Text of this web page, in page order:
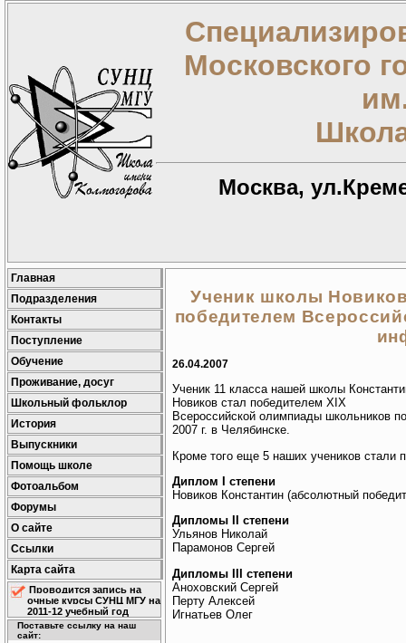
Московского
Москва,
Главная
Подразделения
Контакты
Поступление
Обучение
Проживание, досуг
Школьный фольклор
История
Выпускники
Помощь школе
Фотоальбом
Форумы
О сайте
Ссылки
Карта сайта
Проводится запись на
очные курсы СУНЦ МГУ на
2011-12 учебный год
Поставьте ссылку на наш
сайт:
Ученик школы
победителем
26.04.2007
Ученик 11 класса нашей школы
Новиков стал победителем XIX
Всероссийской олимпиады школьников
2007 г. в Челябинске.
Кроме того еще 5 наших учеников стали
Диплом I степени
Новиков Константин (абсолютный
Дипломы II степени
Ульянов Николай
Парамонов Сергей
Дипломы III степени
Аноховский Сергей
Перту Алексей
Игнатьев Олег